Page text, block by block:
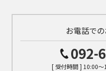
お電話で
092-
[ 受付時間 ] 10:00～